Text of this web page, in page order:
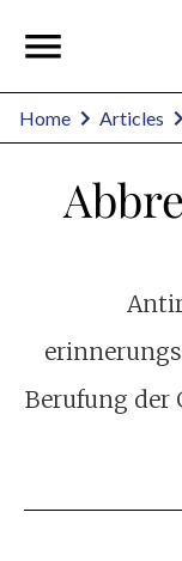
Home Articles
Berufung der